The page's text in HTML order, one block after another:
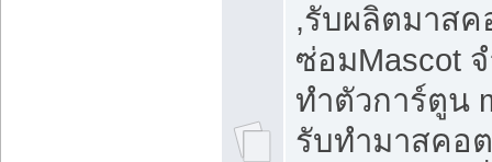
,รับผลิตมาสค
ซ่อมMascot
ทำตัวการ์ตูน
รับทำมาสคอ